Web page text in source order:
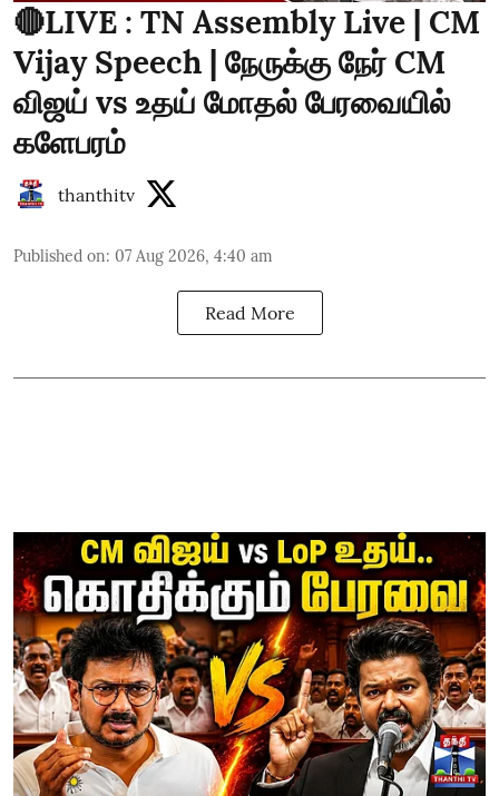
🔴LIVE : TN Assembly Live | CM
Vijay Speech | நேருக்கு நேர் CM
விஜய் vs உதய் மோதல் பேரவையில்
களேபரம்
thanthitv
Published on: 07 Aug 2026, 4:40 am
Read More